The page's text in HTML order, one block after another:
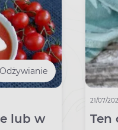
Odżywianie
lub w
21/07/
Ten